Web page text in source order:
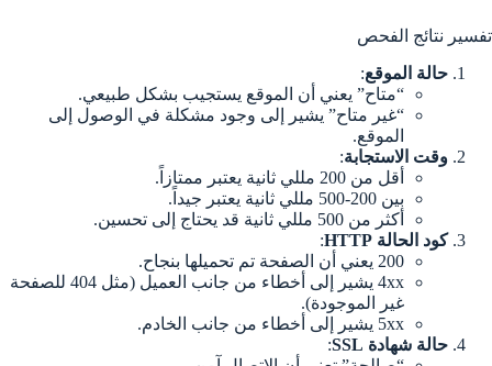
تفسير نتائج الفحص
حالة الموقع:
“متاح” يعني أن الموقع يستجيب بشكل طبيعي.
“غير متاح” يشير إلى وجود مشكلة في الوصول إلى
الموقع.
وقت الاستجابة:
أقل من 200 مللي ثانية يعتبر ممتازاً.
بين 200-500 مللي ثانية يعتبر جيداً.
أكثر من 500 مللي ثانية قد يحتاج إلى تحسين.
كود الحالة HTTP
:
200 يعني أن الصفحة تم تحميلها بنجاح.
4xx يشير إلى أخطاء من جانب العميل (مثل 404 للصفحة
غير الموجودة).
5xx يشير إلى أخطاء من جانب الخادم.
حالة شهادة SSL
: